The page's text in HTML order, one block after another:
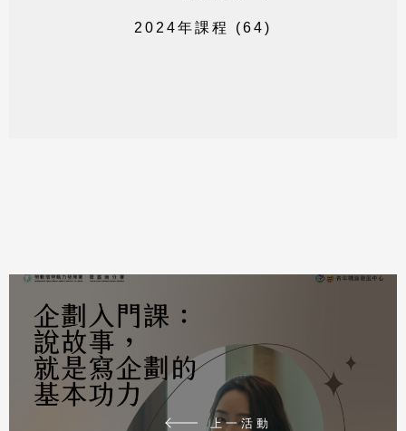
2 0 2 4年課 程 (64)
上一活動